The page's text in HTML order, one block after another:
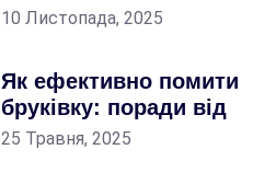
10 Листопада, 2025
Як ефективно помити
бруківку: поради від
25 Травня, 2025